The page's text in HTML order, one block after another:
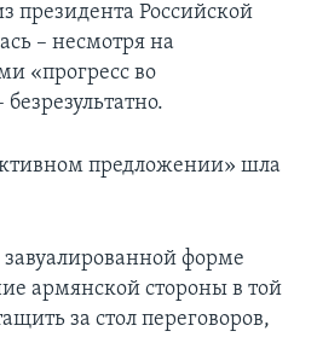
президента Российской
– несмотря на
«прогресс во
предложении» шла
форме
армянской стороны в той
за стол переговоров,